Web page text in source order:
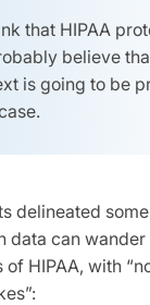
that HIPAA
believe
is going to be
delineated
data can
HIPAA, with